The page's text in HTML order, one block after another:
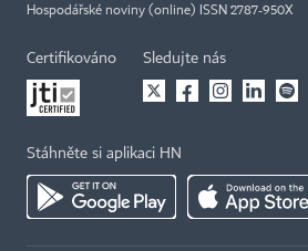
Hospodářské noviny (online) ISSN 2787-950X
Certifikováno Sledujte nás
Stáhněte si aplikaci HN